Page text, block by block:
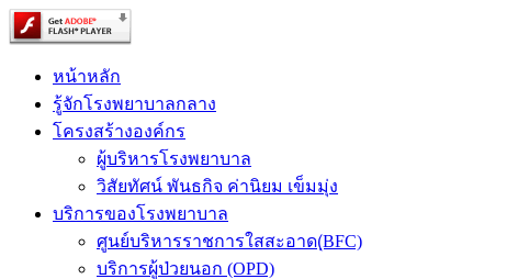
หน้าหลัก
รู้จักโรงพยาบาลกลาง
โครงสร้างองค์กร
ผู้บริหารโรงพยาบาล
วิสัยทัศน์ พันธกิจ ค่านิยม เข็มมุ่ง
บริการของโรงพยาบาล
ศูนย์บริหารราชการใสสะอาด(ฺBFC)
บริการผู้ป่วยนอก (OPD)